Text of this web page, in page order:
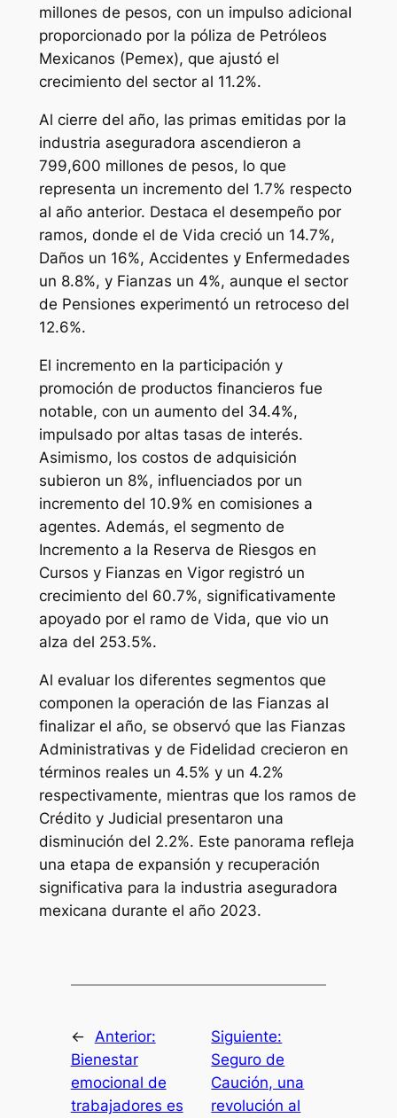
millones de pesos, con un impulso adicional
proporcionado por la póliza de Petróleos
Mexicanos (Pemex), que ajustó el
crecimiento del sector al 11.2%.
Al cierre del año, las primas emitidas por la
industria aseguradora ascendieron a
799,600 millones de pesos, lo que
representa un incremento del 1.7% respecto
al año anterior. Destaca el desempeño por
ramos, donde el de Vida creció un 14.7%,
Daños un 16%, Accidentes y Enfermedades
un 8.8%, y Fianzas un 4%, aunque el sector
de Pensiones experimentó un retroceso del
12.6%.
El incremento en la participación y
promoción de productos financieros fue
notable, con un aumento del 34.4%,
impulsado por altas tasas de interés.
Asimismo, los costos de adquisición
subieron un 8%, influenciados por un
incremento del 10.9% en comisiones a
agentes. Además, el segmento de
Incremento a la Reserva de Riesgos en
Cursos y Fianzas en Vigor registró un
crecimiento del 60.7%, significativamente
apoyado por el ramo de Vida, que vio un
alza del 253.5%.
Al evaluar los diferentes segmentos que
componen la operación de las Fianzas al
finalizar el año, se observó que las Fianzas
Administrativas y de Fidelidad crecieron en
términos reales un 4.5% y un 4.2%
respectivamente, mientras que los ramos de
Crédito y Judicial presentaron una
disminución del 2.2%. Este panorama refleja
una etapa de expansión y recuperación
significativa para la industria aseguradora
mexicana durante el año 2023.
← Anterior:
Bienestar
emocional de
trabajadores es
Siguiente:
Seguro de
Caución, una
revolución al